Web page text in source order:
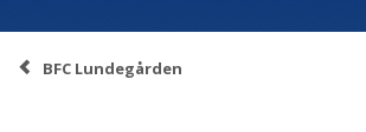
BFC Lundegården